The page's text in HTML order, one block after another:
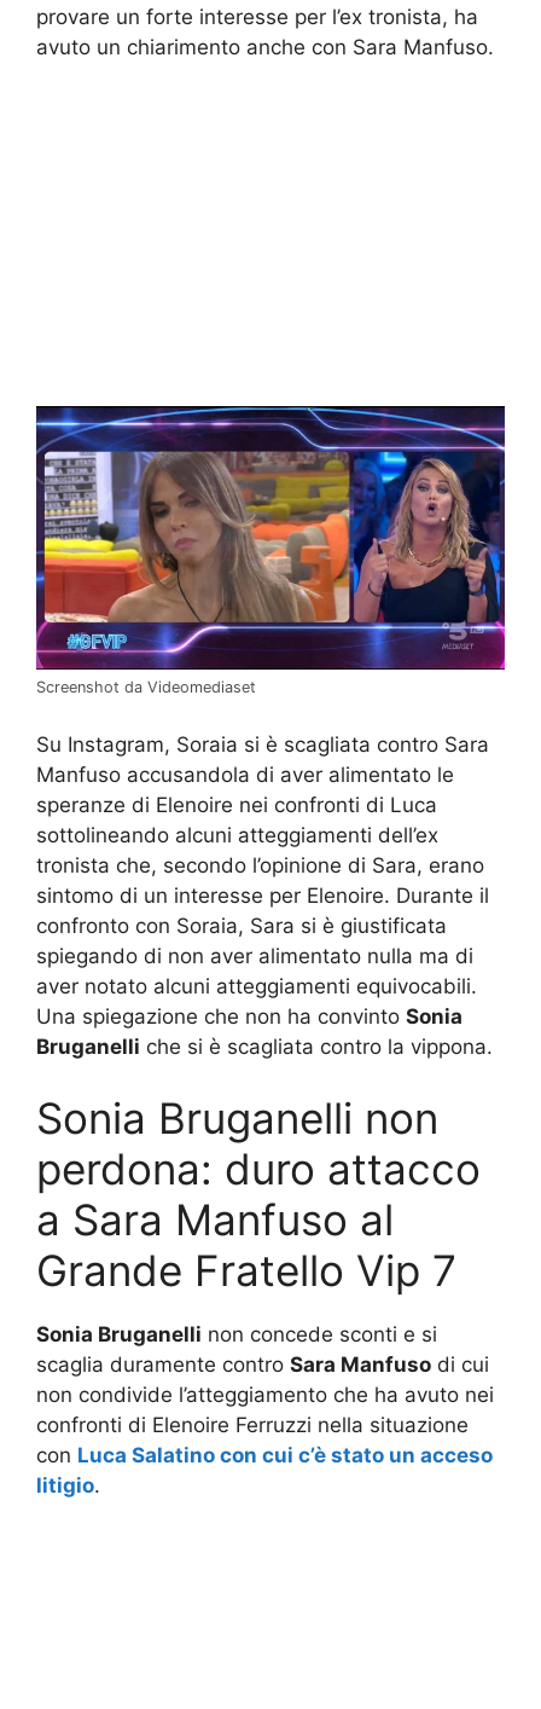
provare un forte interesse per l’ex tronista, ha
avuto un chiarimento anche con Sara Manfuso.
Screenshot da Videomediaset
Su Instagram, Soraia si è scagliata contro Sara
Manfuso accusandola di aver alimentato le
speranze di Elenoire nei confronti di Luca
sottolineando alcuni atteggiamenti dell’ex
tronista che, secondo l’opinione di Sara, erano
sintomo di un interesse per Elenoire. Durante il
confronto con Soraia, Sara si è giustificata
spiegando di non aver alimentato nulla ma di
aver notato alcuni atteggiamenti equivocabili.
Una spiegazione che non ha convinto Sonia
Bruganelli che si è scagliata contro la vippona.
Sonia Bruganelli non
perdona: duro attacco
a Sara Manfuso al
Grande Fratello Vip 7
Sonia Bruganelli non concede sconti e si
scaglia duramente contro Sara Manfuso di cui
non condivide l’atteggiamento che ha avuto nei
confronti di Elenoire Ferruzzi nella situazione
con Luca Salatino con cui c’è stato un acceso
litigio.